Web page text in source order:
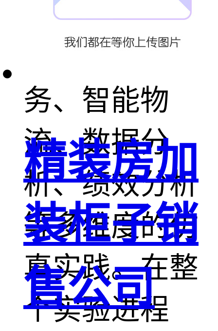
产、数字营
销、数字财
务、智能物
流、数据分
析、绩效分析
等多维度的仿
真实践。在整
个实验进程
精装房加
装柜子销
售公司